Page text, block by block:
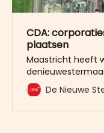
CDA:
plaatsen
Maastricht heeft
lokale
ondernemers,
De Nieuwe